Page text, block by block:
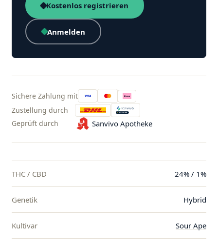
Kostenlos registrieren
Anmelden
Sichere Zahlung mit
Zustellung durch
Geprüft durch
Sanvivo Apotheke
THC / CBD 24% / 1%
Genetik Hybrid
Kultivar Sour Ape